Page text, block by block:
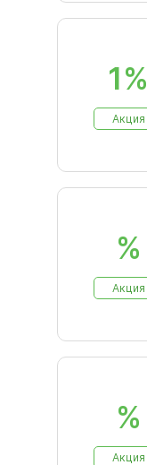
1%
Акция
%
Акция
%
Акция